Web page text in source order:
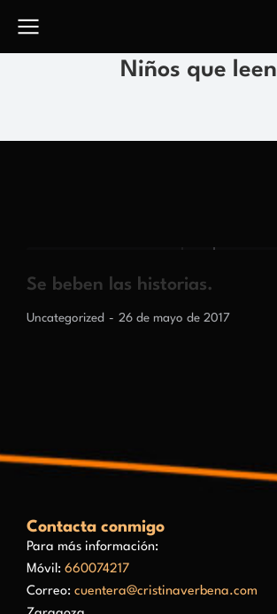
Niños que leen
Se beben las historias.
Uncategorized 26 de mayo de 2017
Contacta conmigo
Para más información:
Móvil: 660074217
Correo: cuentera@cristinaverbena.com